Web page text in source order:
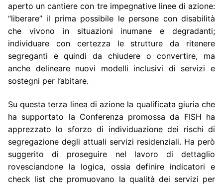
aperto un cantiere con tre impegnative linee di azione:
“liberare” il prima possibile le persone con disabilità
che vivono in situazioni inumane e degradanti;
individuare con certezza le strutture da ritenere
segreganti e quindi da chiudere o convertire, ma
anche delineare nuovi modelli inclusivi di servizi e
sostegni per l’abitare.
Su questa terza linea di azione la qualificata giuria che
ha supportato la Conferenza promossa da FISH ha
apprezzato lo sforzo di individuazione dei rischi di
segregazione degli attuali servizi residenziali. Ha però
suggerito di proseguire nel lavoro di dettaglio
rovesciandone la logica, ossia definire indicatori e
check list che promuovano la qualità dei servizi per